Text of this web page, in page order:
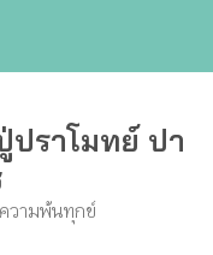
ปราโมทย์ ปา
วามพ้นทุกข์